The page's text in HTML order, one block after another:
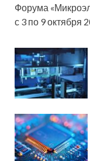
Форума
с 3 по 9 октября